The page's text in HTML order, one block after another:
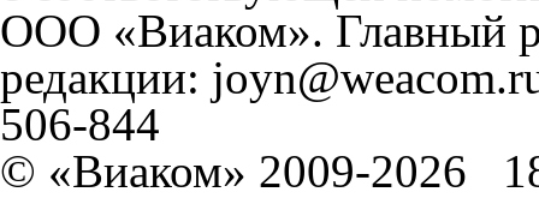
ООО «Виаком». Главный
редакции:
506-844
© «Виаком» 2009-2026